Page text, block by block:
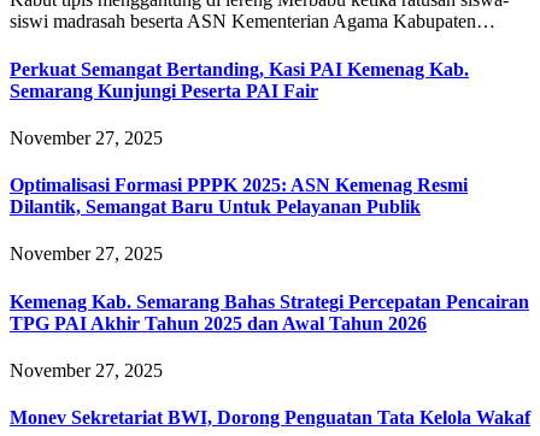
siswi madrasah beserta ASN Kementerian Agama Kabupaten…
Perkuat Semangat Bertanding, Kasi PAI Kemenag Kab.
Semarang Kunjungi Peserta PAI Fair
November 27, 2025
Optimalisasi Formasi PPPK 2025: ASN Kemenag Resmi
Dilantik, Semangat Baru Untuk Pelayanan Publik
November 27, 2025
Kemenag Kab. Semarang Bahas Strategi Percepatan Pencairan
TPG PAI Akhir Tahun 2025 dan Awal Tahun 2026
November 27, 2025
Monev Sekretariat BWI, Dorong Penguatan Tata Kelola Wakaf